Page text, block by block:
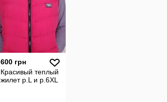
600 грн
Красивый теплый
жилет р.L и р.6XL